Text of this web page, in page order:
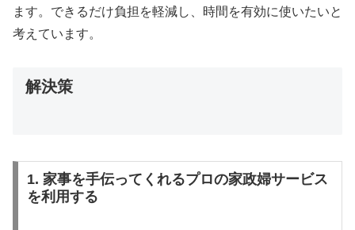
ます。できるだけ負担を軽減し、時間を有効に使いたいと
考えています。
解決策
1. 家事を手伝ってくれるプロの家政婦サービス
を利用する